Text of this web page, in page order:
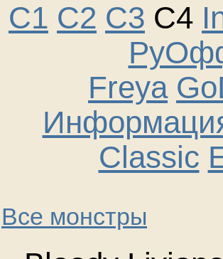
C1 C2 C3 C4
Freya
Classic
Все монстры